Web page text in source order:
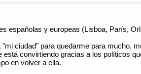
españolas y europeas (Lisboa, París,
ciudad" para quedarme para mucho,
convirtiendo gracias a los políticos
en volver a ella.